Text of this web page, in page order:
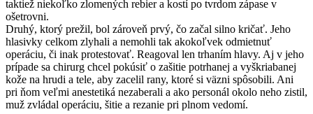
taktiež niekoľko zlomených rebier a kostí po tvrdom zápase v
ošetrovni.
Druhý, ktorý prežil, bol zároveň prvý, čo začal silno kričať. Jeho
hlasivky celkom zlyhali a nemohli tak akokoľvek odmietnuť
operáciu, či inak protestovať. Reagoval len trhaním hlavy. Aj v jeho
prípade sa chirurg chcel pokúsiť o zašitie potrhanej a vyškriabanej
kože na hrudi a tele, aby zacelil rany, ktoré si väzni spôsobili. Ani
pri ňom veľmi anestetiká nezaberali a ako personál okolo neho zistil,
muž zvládal operáciu, šitie a rezanie pri plnom vedomí.